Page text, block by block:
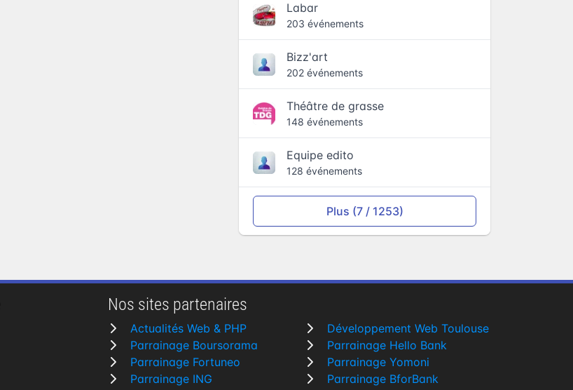
Labar
203 événements
Bizz'art
202 événements
Théâtre de grasse
148 événements
Equipe edito
128 événements
Plus (7 / 1253)
Nos sites partenaires
Actualités Web & PHP
Parrainage Boursorama
Parrainage Fortuneo
Parrainage ING
Développement Web Toulouse
Parrainage Hello Bank
Parrainage Yomoni
Parrainage BforBank